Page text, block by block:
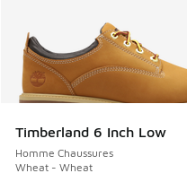
Timberland 6 Inch Low
Homme Chaussures
Wheat - Wheat